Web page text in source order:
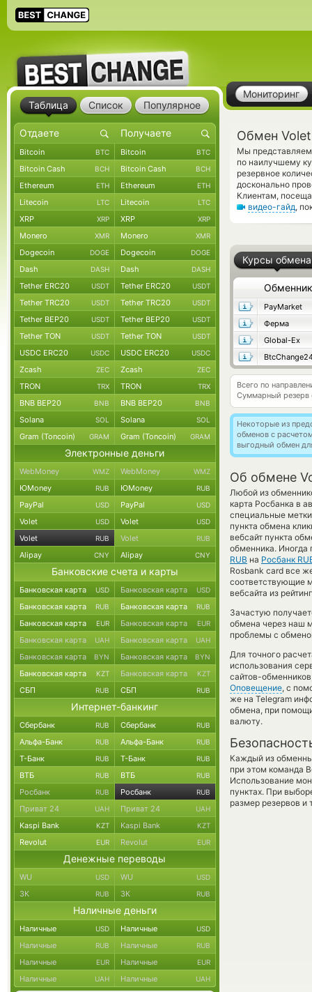
Мониторинг
Обмен Volet
Мы представляем
по наилучшему
резервное
досконально
Клиентам,
видео-гайд,
Курсы обмена
Обменник
PayMarket
Ферма
Global-Ex
Всего по
Суммарный резерв
Некоторые из
обменов с
выгодный обмен
Об обмене
Любой из
карта Росбанка в
специальные
пункта обмена
вебсайт пункта
обменника. Иногда
RUB на Росбанк
Rosbank card все
соответствующие
вебсайта из
Зачастую
обмена через наш
проблемы с
Для точного
использования
сайтов-
Оповещение, с
же на Telegram
обмена, при
валюту.
Каждый из
при этом команда
Использование
пунктах. При
размер резервов и
Таблица Список Популярное
Bitcoin BTC Bitcoin BTC
Bitcoin Cash BCH Bitcoin Cash BCH
Ethereum ETH Ethereum ETH
Litecoin LTC Litecoin LTC
XRP XRP XRP XRP
Monero XMR Monero XMR
Dogecoin DOGE Dogecoin DOGE
Dash DASH Dash DASH
Tether ERC20 USDT Tether ERC20 USDT
Tether TRC20 USDT Tether TRC20 USDT
Tether BEP20 USDT Tether BEP20 USDT
Tether TON USDT Tether TON USDT
USDC ERC20 USDC USDC ERC20 USDC
Zcash ZEC Zcash ZEC
TRON TRX TRON TRX
BNB BEP20 BNB BNB BEP20 BNB
Solana SOL Solana SOL
Gram (Toncoin) GRAM Gram (Toncoin) GRAM
Электронные деньги
WebMoney WMZ WebMoney WMZ
ЮMoney RUB ЮMoney RUB
PayPal USD PayPal USD
Volet USD Volet USD
Volet RUB Volet RUB
Alipay CNY Alipay CNY
Банковские счета и карты
Банковская карта USD Банковская карта USD
Банковская карта RUB Банковская карта RUB
Банковская карта EUR Банковская карта EUR
Банковская карта UAH Банковская карта UAH
Банковская карта BYN Банковская карта BYN
Банковская карта KZT Банковская карта KZT
СБП RUB СБП RUB
Интернет-банкинг
Сбербанк RUB Сбербанк RUB
Альфа-Банк RUB Альфа-Банк RUB
Т-Банк RUB Т-Банк RUB
ВТБ RUB ВТБ RUB
Росбанк RUB Росбанк RUB
Приват 24 UAH Приват 24 UAH
Kaspi Bank KZT Kaspi Bank KZT
Revolut EUR Revolut EUR
Денежные переводы
WU USD WU USD
ЗК RUB ЗК RUB
Наличные деньги
Наличные USD Наличные USD
Наличные RUB Наличные RUB
Наличные EUR Наличные EUR
Наличные UAH Наличные UAH